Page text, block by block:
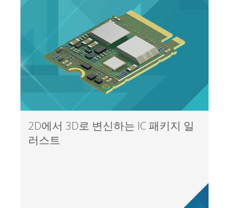
2D에서 3D로 변신하는 IC 패키지 일
러스트